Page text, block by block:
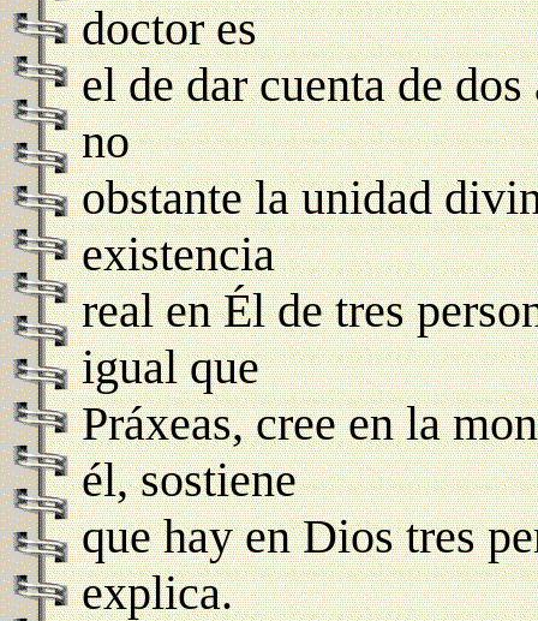
doctor es
el de dar cuenta de
no
obstante la unidad
existencia
real en Él de tres
igual que
Práxeas, cree en la
él, sostiene
que hay en Dios tres
explica.